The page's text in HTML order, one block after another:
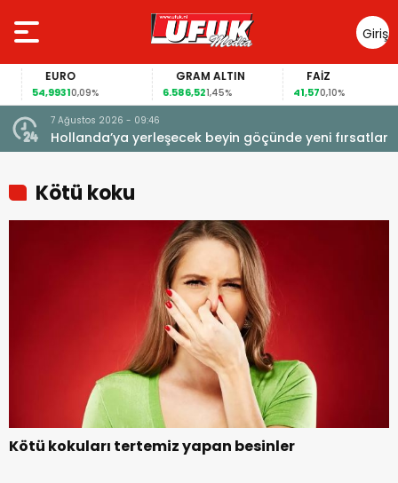
Giriş
Yap
EURO
54,99310,09%
GRAM ALTIN
6.586,521,45%
FAİZ
41,570,10%
7 Ağustos 2026 - 09:46
Hollanda’ya yerleşecek beyin göçünde yeni fırsatlar
Kötü koku
Kötü kokuları tertemiz yapan besinler